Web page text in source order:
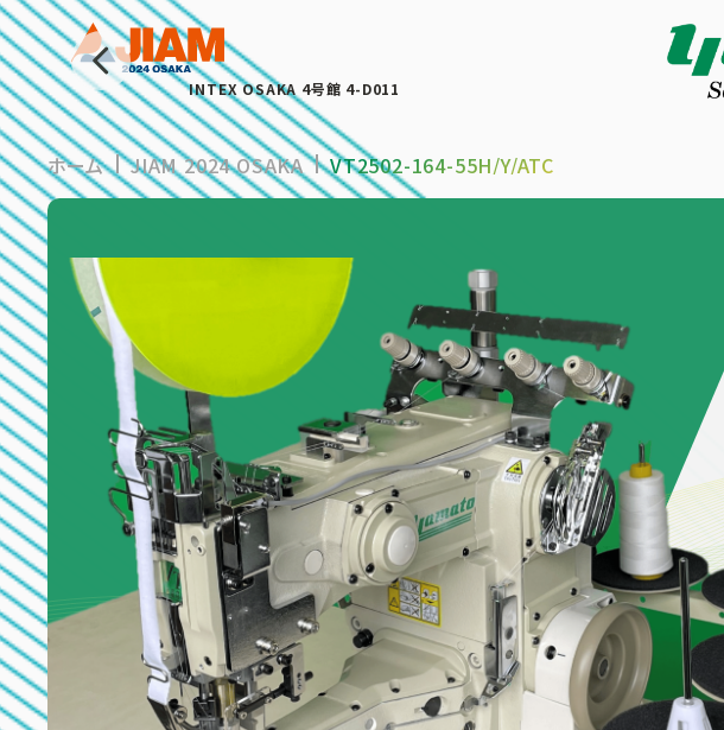
INTEX OSAKA 4号館 4-D011
ホーム JIAM 2024 OSAKA VT2502-164-55H/Y/ATC